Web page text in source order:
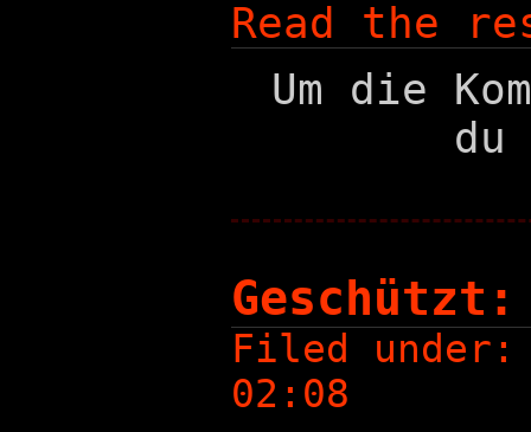
Read the
Um die
du
Filed
02:08